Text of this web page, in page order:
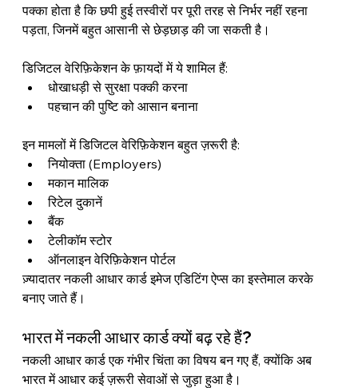
पक्का होता है कि छपी हुई तस्वीरों पर पूरी तरह से निर्भर नहीं रहना
पड़ता, जिनमें बहुत आसानी से छेड़छाड़ की जा सकती है।
डिजिटल वेरिफ़िकेशन के फ़ायदों में ये शामिल हैं:
धोखाधड़ी से सुरक्षा पक्की करना
पहचान की पुष्टि को आसान बनाना
इन मामलों में डिजिटल वेरिफ़िकेशन बहुत ज़रूरी है:
नियोक्ता (Employers)
मकान मालिक
रिटेल दुकानें
बैंक
टेलीकॉम स्टोर
ऑनलाइन वेरिफ़िकेशन पोर्टल
ज़्यादातर नकली आधार कार्ड इमेज एडिटिंग ऐप्स का इस्तेमाल करके
बनाए जाते हैं।
भारत में नकली आधार कार्ड क्यों बढ़ रहे हैं?
नकली आधार कार्ड एक गंभीर चिंता का विषय बन गए हैं, क्योंकि अब
भारत में आधार कई ज़रूरी सेवाओं से जुड़ा हुआ है।